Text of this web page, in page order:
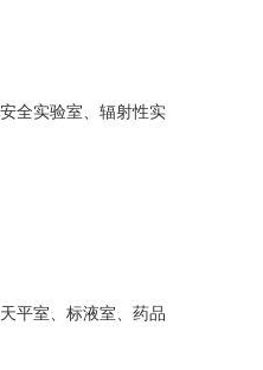
全实验室、辐射性实
平室、标液室、药品